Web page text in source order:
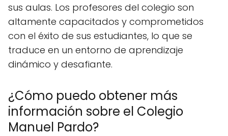
sus aulas. Los profesores del colegio son
altamente capacitados y comprometidos
con el éxito de sus estudiantes, lo que se
traduce en un entorno de aprendizaje
dinámico y desafiante.
¿Cómo puedo obtener más
información sobre el Colegio
Manuel Pardo?